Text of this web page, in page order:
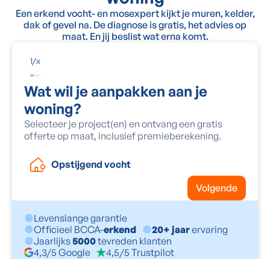
Een erkend vocht- en mosexpert kijkt je muren, kelder,
dak of gevel na. De diagnose is gratis, het advies op
maat. En jij beslist wat erna komt.
1/x
Wat wil je aanpakken aan je
woning?
Selecteer je project(en) en ontvang een gratis
offerte op maat, inclusief premieberekening.
Opstijgend vocht
Volgende
Levenslange garantie
Officieel BCCA-erkend 20+ jaarervaring
Jaarlijks5000tevreden klanten
4,3/5 Google
4,5/5 Trustpilot